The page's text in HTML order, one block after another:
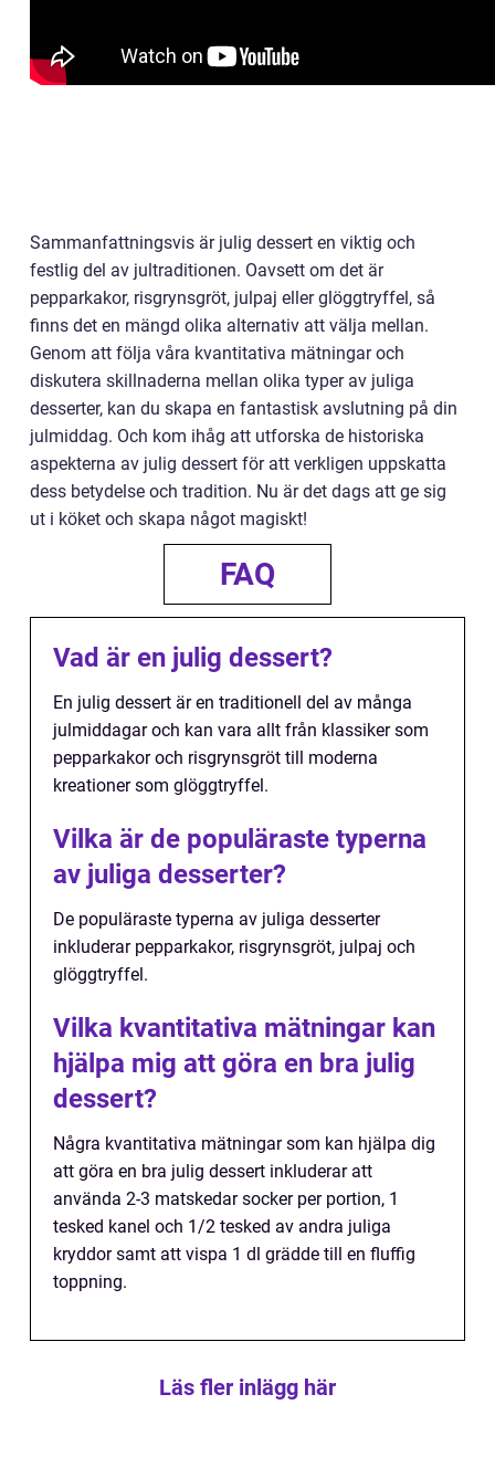
Sammanfattningsvis är julig dessert en viktig och
festlig del av jultraditionen. Oavsett om det är
pepparkakor, risgrynsgröt, julpaj eller glöggtryffel, så
finns det en mängd olika alternativ att välja mellan.
Genom att följa våra kvantitativa mätningar och
diskutera skillnaderna mellan olika typer av juliga
desserter, kan du skapa en fantastisk avslutning på din
julmiddag. Och kom ihåg att utforska de historiska
aspekterna av julig dessert för att verkligen uppskatta
dess betydelse och tradition. Nu är det dags att ge sig
ut i köket och skapa något magiskt!
FAQ
Vad är en julig dessert?
En julig dessert är en traditionell del av många
julmiddagar och kan vara allt från klassiker som
pepparkakor och risgrynsgröt till moderna
kreationer som glöggtryffel.
Vilka är de populäraste typerna
av juliga desserter?
De populäraste typerna av juliga desserter
inkluderar pepparkakor, risgrynsgröt, julpaj och
glöggtryffel.
Vilka kvantitativa mätningar kan
hjälpa mig att göra en bra julig
dessert?
Några kvantitativa mätningar som kan hjälpa dig
att göra en bra julig dessert inkluderar att
använda 2-3 matskedar socker per portion, 1
tesked kanel och 1/2 tesked av andra juliga
kryddor samt att vispa 1 dl grädde till en fluffig
toppning.
Läs fler inlägg här